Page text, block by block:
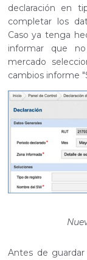
declaración en
completar los
Caso ya tenga
informar que
mercado
cambios informe
Antes de